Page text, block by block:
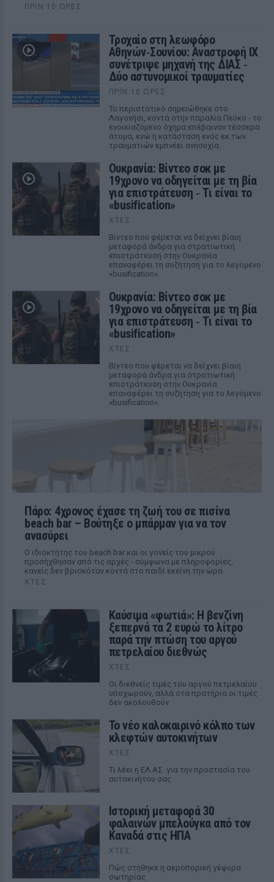
ΠΡΙΝ 10 ΏΡΕΣ
Τροχαίο στη λεωφόρο
Αθηνών‑Σουνίου: Αναστροφή ΙΧ
συνέτριψε μηχανή της ΔΙΑΣ ‑
Δύο αστυνομικοί τραυματίες
ΠΡΙΝ 10 ΏΡΕΣ
Το περιστατικό σημειώθηκε στο
Λαγονήσι, κοντά στην παραλία Πεύκο - το
ενοικιαζόμενο όχημα επέβαιναν τέσσερα
άτομα, ενώ η κατάσταση ενός εκ των
τραυματιών εμπνέει ανησυχία.
Ουκρανία: Βίντεο σοκ με
19χρονο να οδηγείται με τη βία
για επιστράτευση ‑ Τι είναι το
«busification»
ΧΤΕΣ
Βίντεο που φέρεται να δείχνει βίαιη
μεταφορά άνδρα για στρατιωτική
επιστράτευση στην Ουκρανία
επαναφέρει τη συζήτηση για το λεγόμενο
«busification».
Ουκρανία: Βίντεο σοκ με
19χρονο να οδηγείται με τη βία
για επιστράτευση ‑ Τι είναι το
«busification»
ΧΤΕΣ
Βίντεο που φέρεται να δείχνει βίαιη
μεταφορά άνδρα για στρατιωτική
επιστράτευση στην Ουκρανία
επαναφέρει τη συζήτηση για το λεγόμενο
«busification».
Πάρο: 4χρονος έχασε τη ζωή του σε πισίνα
beach bar – Βούτηξε ο μπάρμαν για να τον
ανασύρει
Ο ιδιοκτήτης του beach bar και οι γονείς του μικρού
προσήχθησαν από τις αρχές - σύμφωνα με πληροφορίες,
κανείς δεν βρισκόταν κοντά στο παιδί εκείνη την ώρα
ΧΤΕΣ
Καύσιμα «φωτιά»: Η βενζίνη
ξεπερνά τα 2 ευρώ το λίτρο
παρά την πτώση του αργού
πετρελαίου διεθνώς
ΧΤΕΣ
Οι διεθνείς τιμές του αργού πετρελαίου
υποχωρούν, αλλά στα πρατήρια οι τιμές
δεν ακολουθούν
Το νέο καλοκαιρινό κόλπο των
κλεφτών αυτοκινήτων
ΧΤΕΣ
Tι λέει η ΕΛ.ΑΣ. για την προστασία του
αυτοκινήτου σας
Ιστορική μεταφορά 30
φαλαινών μπελούγκα από τον
Καναδά στις ΗΠΑ
ΧΤΕΣ
Πώς στήθηκε η αεροπορική γέφυρα
σωτηρίας